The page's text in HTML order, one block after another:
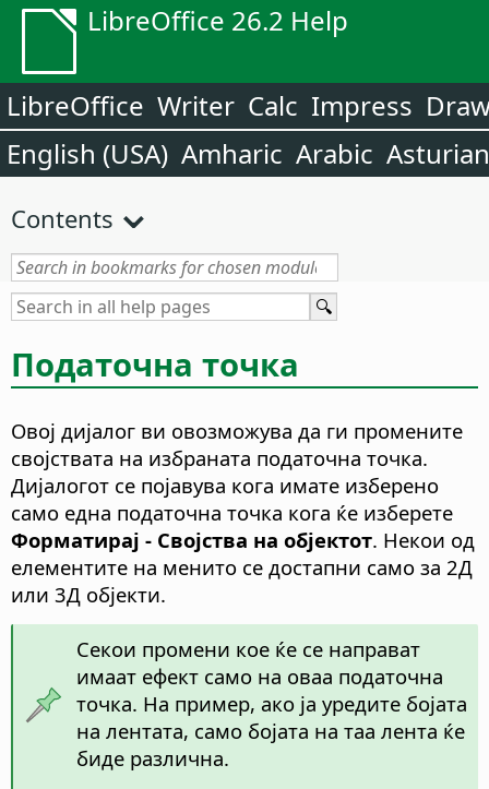
LibreOffice 26.2 Help
LibreOffice Writer Calc Impress
English (USA) Amharic Arabic Asturian
Contents
Податочна точка
Овој дијалог ви овозможува да ги промените
својствата на избраната податочна точка.
Дијалогот се појавува кога имате изберено
само една податочна точка кога ќе изберете
Форматирај - Својства на објектот. Некои од
елементите на менито се достапни само за 2Д
или 3Д објекти.
Секои промени кое ќе се направат
имаат ефект само на оваа податочна
точка. На пример, ако ја уредите бојата
на лентата, само бојата на таа лента ќе
биде различна.